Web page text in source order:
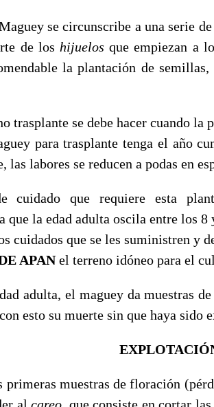
se circunscribe a una serie
de los hijuelos que empiezan a
la plantación de
trasplante se debe hacer cuando la
para trasplante tenga el año
las labores se reducen a podas en
cuidado que requiere esta
que la edad adulta oscila entre los 8
cuidados que se les suministren y
APANel terreno idóneo para el
adulta, el maguey da muestras
esto su muerte sin que haya sido
primeras muestras de floración